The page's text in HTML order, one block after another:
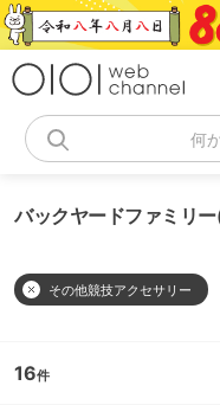
コ
ン
何
その他競技アクセサリー
16